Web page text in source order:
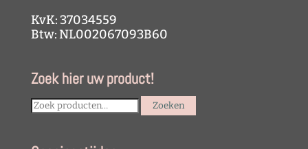
KvK: 37034559
Btw: NL002067093B60
Zoek hier uw product!
Search
for:
Zoeken